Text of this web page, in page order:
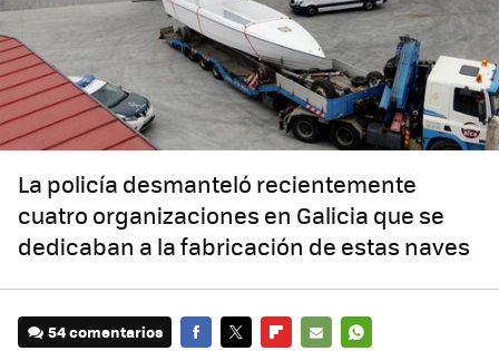
La policía desmanteló recientemente
cuatro organizaciones en Galicia que se
dedicaban a la fabricación de estas naves
54 comentarios